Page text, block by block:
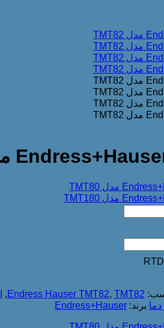
Endress Hauser TMT82, TMT82
,
برند: Endress+Hauser